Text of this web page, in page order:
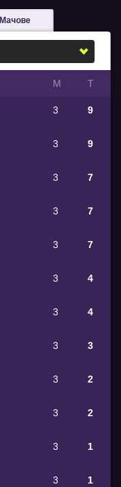
Мачове
М Т
3 9
3 9
3 7
3 7
3 7
3 4
3 4
3 3
3 2
3 2
3 1
3 1